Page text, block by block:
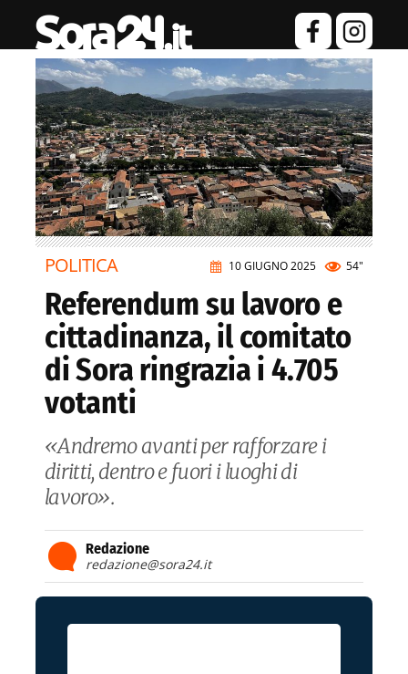
10 GIUGNO 2025 54"
POLITICA
Referendum su lavoro e
cittadinanza, il comitato
di Sora ringrazia i 4.705
votanti
«Andremo avanti per rafforzare i
diritti, dentro e fuori i luoghi di
lavoro».
Redazione
redazione@sora24.it